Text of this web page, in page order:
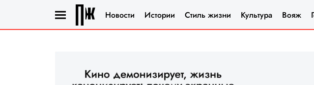
Новости Истории Стиль жизни Культура Вояж